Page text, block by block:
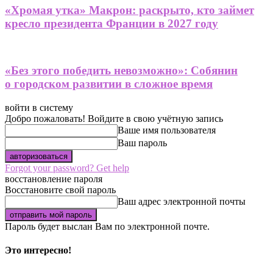
«Хромая утка» Макрон: раскрыто, кто займет
кресло президента Франции в 2027 году
«Без этого победить невозможно»: Собянин
о городском развитии в сложное время
войти в систему
Добро пожаловать! Войдите в свою учётную запись
Ваше имя пользователя
Ваш пароль
Forgot your password? Get help
восстановление пароля
Восстановите свой пароль
Ваш адрес электронной почты
Пароль будет выслан Вам по электронной почте.
Это интересно!